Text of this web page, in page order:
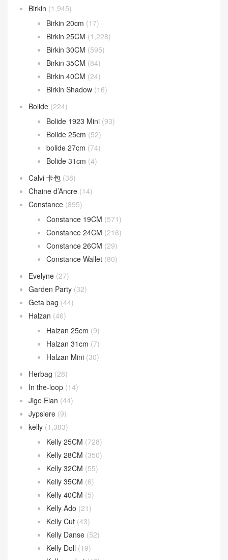
Birkin 20cm
Birkin 25CM (1,228)
Birkin 30CM (595)
Birkin 35CM (84)
Birkin 40CM (24)
Birkin Shadow(16)
Bolide 1923 Mini
Bolide 25cm (52)
bolide 27cm (74)
Bolide 31cm (4)
Chaine d’Ancre
Constance(895)
Constance 19CM
Constance 24CM (216)
Constance 26CM (29)
Constance Wallet (80)
Garden Party
Geta bag (44)
Halzan(46)
Halzan 25cm
Halzan 31cm (7)
Halzan Mini(30)
In the-loop(14)
Jige Elan(44)
Jypsiere(9)
kelly(1,383)
Kelly 25CM
Kelly 28CM (350)
Kelly 32CM (55)
Kelly 35CM (6)
Kelly 40CM (5)
Kelly Ado(21)
Kelly Cut(43)
Kelly Danse(52)
Kelly Doll(19)
Kelly pocket (18)